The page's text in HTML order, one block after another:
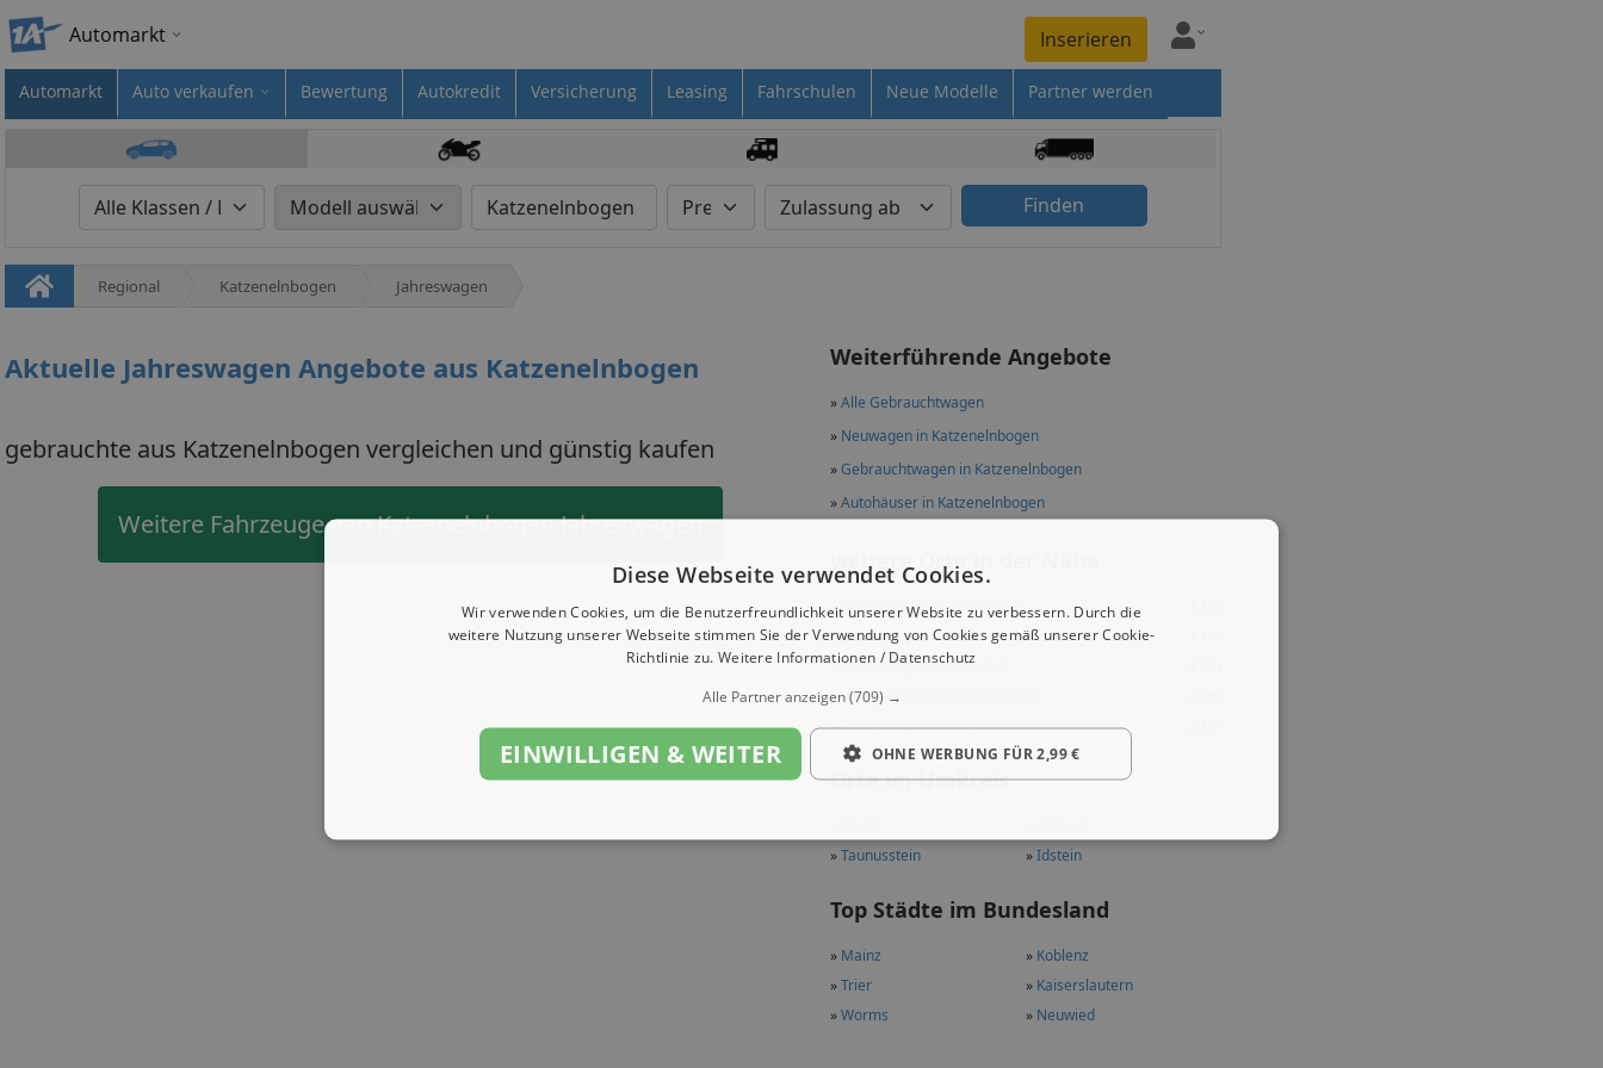
Automarkt Inserieren
Automarkt Auto verkaufen Bewertung Autokredit Versicherung Leasing Fahrschulen Neue Modelle Partner werden
Finden
Regional Katzenelnbogen Jahreswagen
Weiterführende Angebote
»Alle Gebrauchtwagen
» Neuwagen in Katzenelnbogen
»Gebrauchtwagen in Katzenelnbogen
»Autohäuser in Katzenelnbogen
weitere Orte in der Nähe
»Jahreswagen in Klingelbach
»Jahreswagen in Mittelfischbach
»Jahreswagen in Allendorf
»Jahreswagen in Ebertshausen
»Jahreswagen in Berghausen
Orte im Umkreis
»Taunusstein »Idstein
Top Städte im Bundesland
» Mainz » Koblenz
»Trier » Kaiserslautern
»Worms » Neuwied
Aktuelle Jahreswagen Angebote aus Katzenelnbogen
gebrauchte aus Katzenelnbogen vergleichen und günstig kaufen
Weitere Fahrzeuge von Katzenelnbogen Jahreswagen
Diese Webseite verwendet Cookies.
Wir verwenden Cookies, um die Benutzerfreundlichkeit unserer Website zu verbessern. Durch die
weitere Nutzung unserer Webseite stimmen Sie der Verwendung von Cookies gemäß unserer Cookie-
Richtlinie zu. Weitere Informationen / Datenschutz
Alle Partner anzeigen(709) →
EINWILLIGEN & WEITER OHNE WERBUNG FÜR 2,99 €